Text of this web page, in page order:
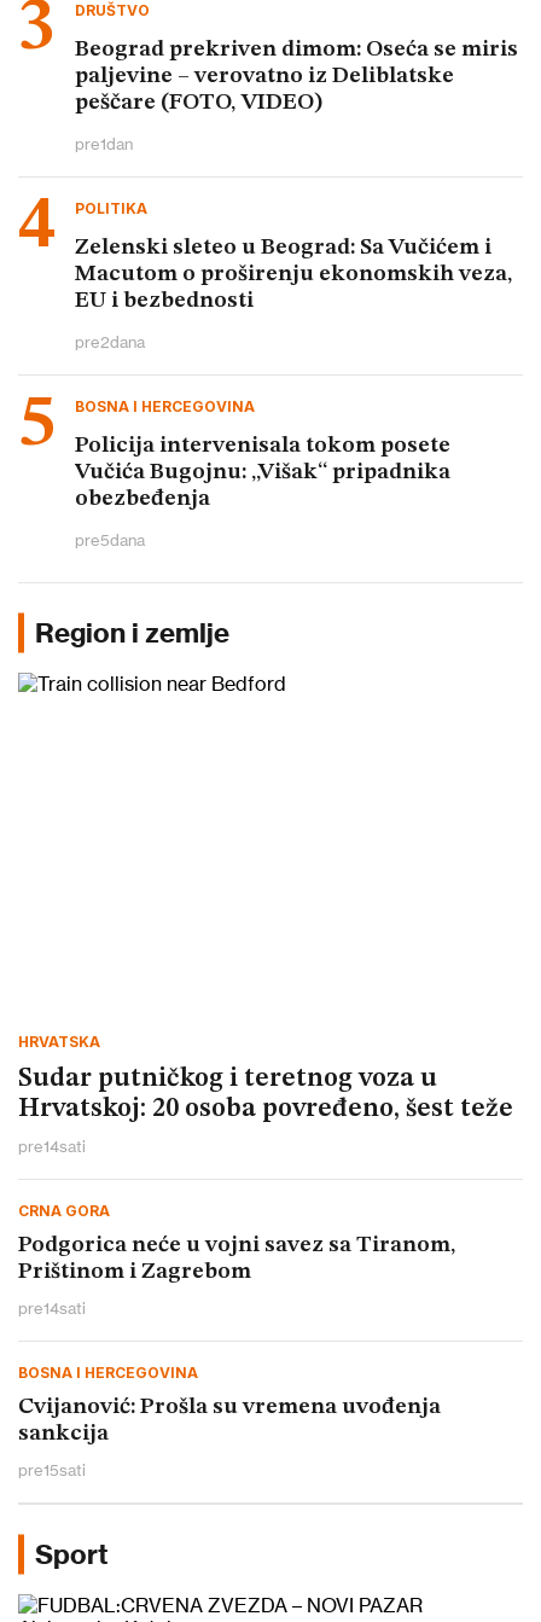
DRUŠTVO
Beograd prekriven dimom: Oseća se miris
paljevine – verovatno iz Deliblatske
peščare (FOTO, VIDEO)
pre1dan
POLITIKA
Zelenski sleteo u Beograd: Sa Vučićem i
Macutom o proširenju ekonomskih veza,
EU i bezbednosti
pre2dana
BOSNA I HERCEGOVINA
Policija intervenisala tokom posete
Vučića Bugojnu: „Višak“ pripadnika
obezbeđenja
pre5dana
Region i zemlje
HRVATSKA
Sudar putničkog i teretnog voza u
Hrvatskoj: 20 osoba povređeno, šest teže
pre14sati
CRNA GORA
Podgorica neće u vojni savez sa Tiranom,
Prištinom i Zagrebom
pre14sati
BOSNA I HERCEGOVINA
Cvijanović: Prošla su vremena uvođenja
sankcija
pre15sati
Sport